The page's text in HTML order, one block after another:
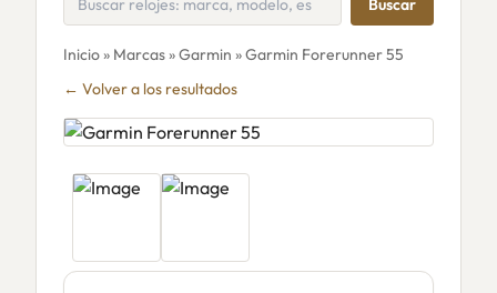
Buscar
Inicio» Marcas»Garmin » Garmin Forerunner 55
← Volver a los resultados